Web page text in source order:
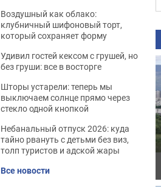
Воздушный как облако:
клубничный шифоновый торт,
который сохраняет форму
Удивил гостей кексом с грушей, но
без груши: все в восторге
Шторы устарели: теперь мы
выключаем солнце прямо через
стекло одной кнопкой
Небанальный отпуск 2026: куда
тайно рвануть с детьми без виз,
толп туристов и адской жары
Все новости